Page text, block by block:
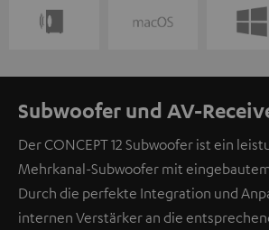
Subwoofer und AV-
Der CONCEPT 12 Subwoofer ist ein
Mehrkanal-Subwoofer mit
Durch die perfekte Integration und
internen Verstärker an die